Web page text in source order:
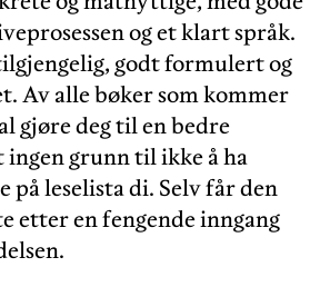
og et klart språk.
godt formulert og
Av alle bøker som kommer
gjøre deg til en bedre
grunn til ikke å ha
på leselista di. Selv får den
etter en fengende inngang